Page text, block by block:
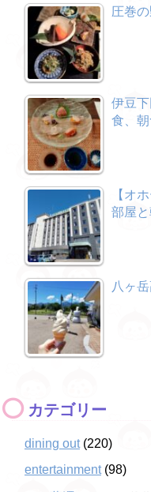
圧巻
伊豆
食、
【オ
部屋
八ヶ
カテゴリー
dining out(220)
entertainment(98)